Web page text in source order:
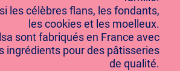
les célèbres flans, les fondants,
les cookies et les moelleux.
sont fabriqués en France avec
ingrédients pour des pâtisseries
de qualité.